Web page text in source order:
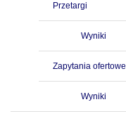
Przetargi
Wyniki
Zapytania ofertowe
Wyniki